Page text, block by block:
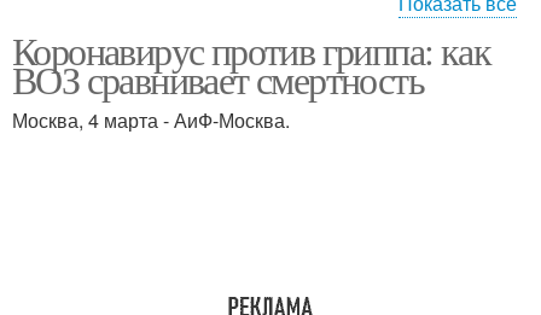
коронавирусом
Коронавирус против гриппа: как
ВОЗ сравнивает смертность
Москва, 4 марта - АиФ-Москва.